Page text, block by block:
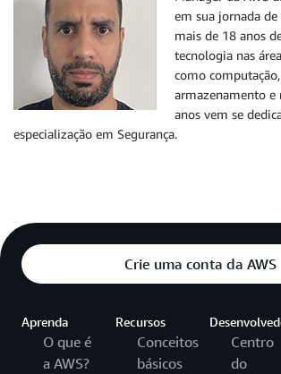
em sua jornada de
mais de 18 anos
tecnologia nas
como
armazenamento
anos vem se
especialização em Segurança.
Crie uma conta da AWS
Aprenda
O que é
a AWS?
Recursos
Conceitos
básicos
Centro
do